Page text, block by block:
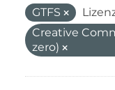
GTFS
Creative
zero)